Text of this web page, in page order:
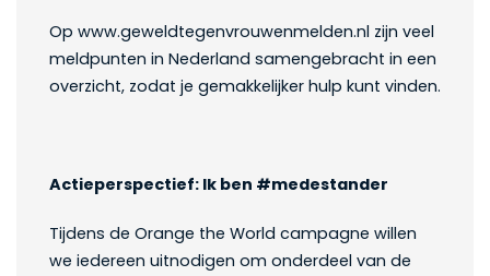
Op www.geweldtegenvrouwenmelden.nl zijn veel
meldpunten in Nederland samengebracht in een
overzicht, zodat je gemakkelijker hulp kunt vinden.
Actieperspectief: Ik ben #medestander
Tijdens de Orange the World campagne willen
we iedereen uitnodigen om onderdeel van de